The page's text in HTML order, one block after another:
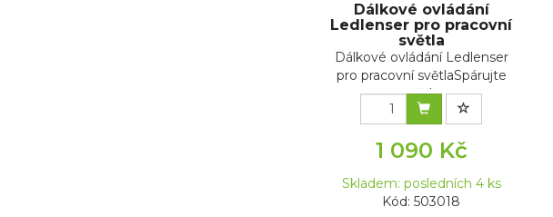
Dálkové ovládání
Ledlenser pro pracovní
světla
Dálkové ovládání Ledlenser
pro pracovní světlaSpárujte
světl...
1 090 Kč
Skladem: posledních 4 ks
Kód: 503018